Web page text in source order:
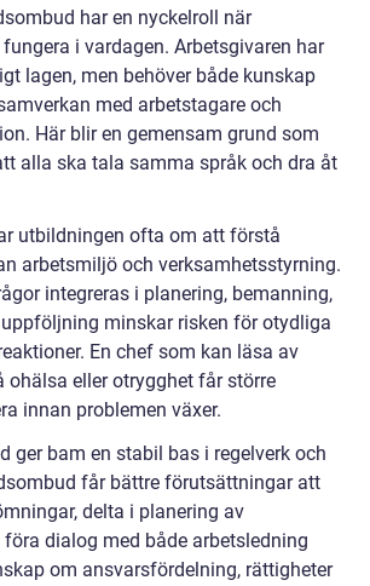
har en nyckelroll när
i vardagen. Arbetsgivaren har
lagen, men behöver både kunskap
med arbetstagare och
Här blir en gemensam grund som
alla ska tala samma språk och dra åt
utbildningen ofta om att förstå
arbetsmiljö och verksamhetsstyrning.
integreras i planering, bemanning,
minskar risken för otydliga
En chef som kan läsa av
ohälsa eller otrygghet får större
innan problemen växer.
ger bam en stabil bas i regelverk och
får bättre förutsättningar att
delta i planering av
dialog med både arbetsledning
om ansvarsfördelning, rättigheter